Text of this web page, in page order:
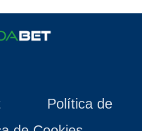
Política de